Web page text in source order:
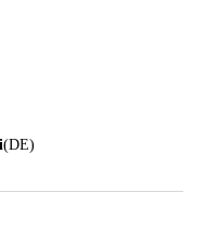
verfügbar.)
(DE)